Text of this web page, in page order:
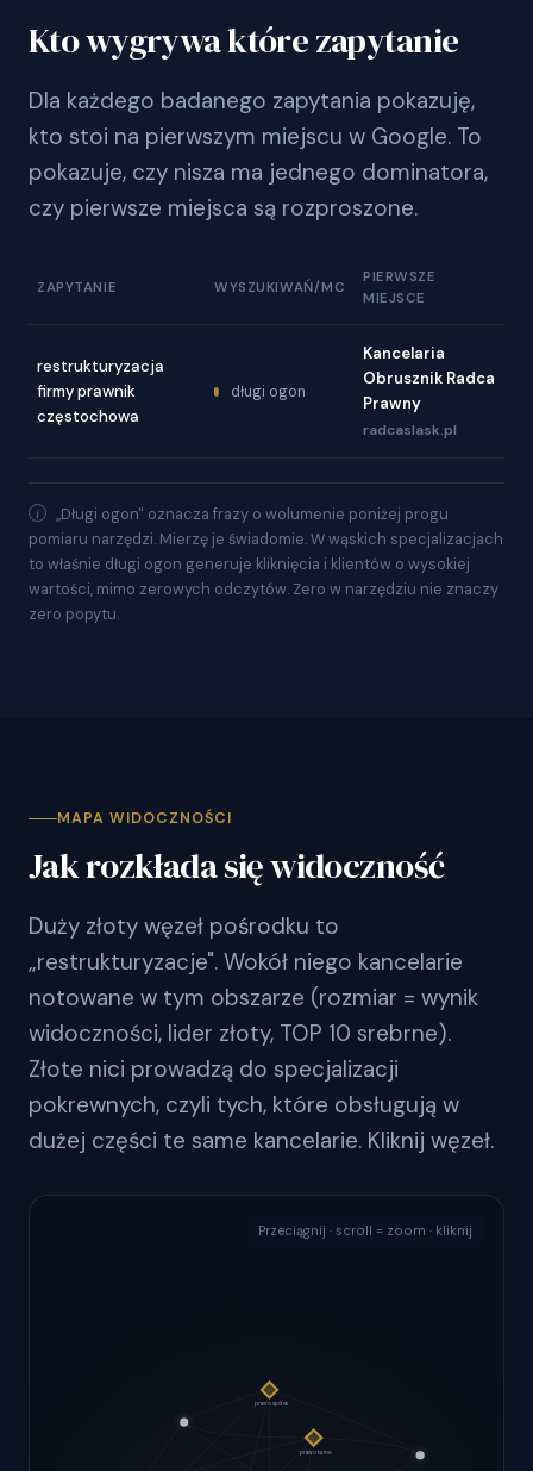
Kto wygrywa które zapytanie
Dla każdego badanego zapytania pokazuję,
kto stoi na pierwszym miejscu w Google. To
pokazuje, czy nisza ma jednego dominatora,
czy pierwsze miejsca są rozproszone.
ZAPYTANIE WYSZUKIWAŃ/MC
PIERWSZE
MIEJSCE
restrukturyzacja
firmy prawnik
częstochowa
długi ogon
Kancelaria
Obrusznik Radca
Prawny
radcaslask.pl
„Długi ogon" oznacza frazy o wolumenie poniżej progu
pomiaru narzędzi. Mierzę je świadomie. W wąskich specjalizacjach
to właśnie długi ogon generuje kliknięcia i klientów o wysokiej
wartości, mimo zerowych odczytów. Zero w narzędziu nie znaczy
zero popytu.
MAPA WIDOCZNOŚCI
Jak rozkłada się widoczność
Duży złoty węzeł pośrodku to
„restrukturyzacje". Wokół niego kancelarie
notowane w tym obszarze (rozmiar = wynik
widoczności, lider złoty, TOP 10 srebrne).
Złote nici prowadzą do specjalizacji
pokrewnych, czyli tych, które obsługują w
dużej części te same kancelarie. Kliknij węzeł.
Przeciągnij · scroll = zoom · kliknij